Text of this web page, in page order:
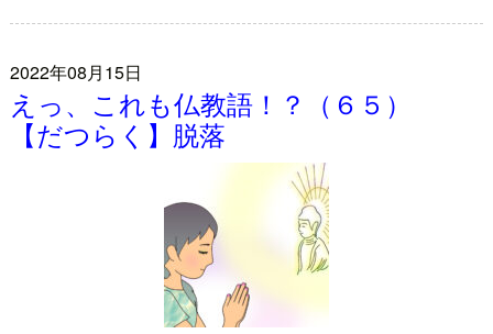
2022年08月15日
えっ、これも仏教語！？（６５）
【だつらく】脱落